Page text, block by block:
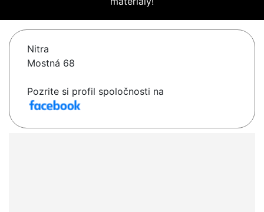
Nitra
Mostná 68
Pozrite si profil spoločnosti na